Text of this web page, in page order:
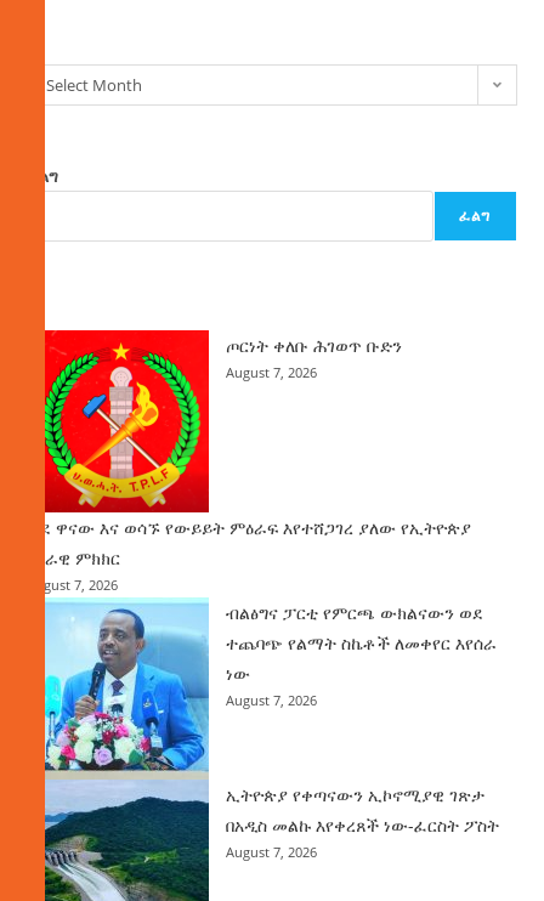
Select Month
ፈልግ
ፈልግ
ጦርነት ቀለቡ ሕገወጥ ቡድን
August 7, 2026
ወደ ዋናው እና ወሳኙ የውይይት ምዕራፍ እየተሸጋገረ ያለው የኢትዮጵያ
ሀገራዊ ምክክር
August 7, 2026
ብልፅግና ፓርቲ የምርጫ ውክልናውን ወደ
ተጨባጭ የልማት ስኬቶች ለመቀየር እየሰራ
ነው
August 7, 2026
ኢትዮጵያ የቀጣናውን ኢኮኖሚያዊ ገጽታ
በአዲስ መልኩ እየቀረጸች ነው-ፈርስት ፖስት
August 7, 2026